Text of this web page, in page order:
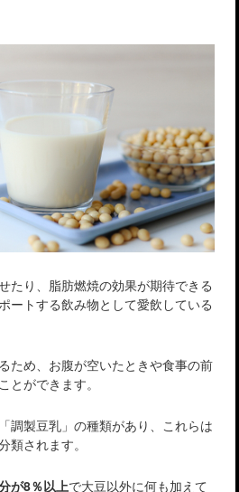
たり、脂肪燃焼の効果が期待できる
ートする飲み物として愛飲している
ため、お腹が空いたときや食事の前
とができます。
調製豆乳」の種類があり、これらは
類されます。
が8％以上で大豆以外に何も加えて